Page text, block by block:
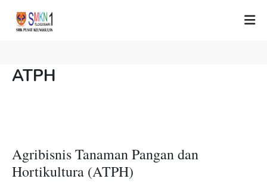
ATPH
Agribisnis Tanaman Pangan dan
Hortikultura (ATPH)